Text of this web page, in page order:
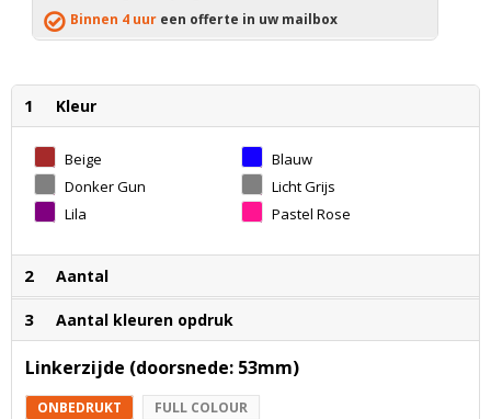
Binnen 4 uur een offerte in uw mailbox
1 Kleur
Beige
Blauw
Donker Gun
Metal
Licht Grijs
Lila
Pastel Rose
2 Aantal
3 Aantal kleuren opdruk
Linkerzijde (doorsnede: 53mm)
ONBEDRUKT FULL COLOUR